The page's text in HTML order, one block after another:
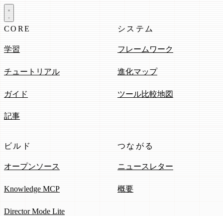
CORE
学習
チュートリアル
ガイド
記事
システム
フレームワーク
進化マップ
ツール比較地図
ビルド
オープンソース
Knowledge MCP
Director Mode Lite
つながる
ニュースレター
概要